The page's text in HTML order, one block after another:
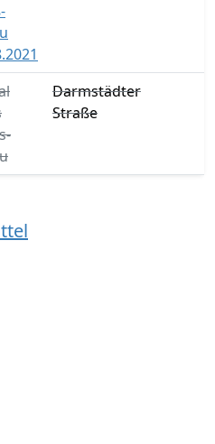
Darmstädter
Straße